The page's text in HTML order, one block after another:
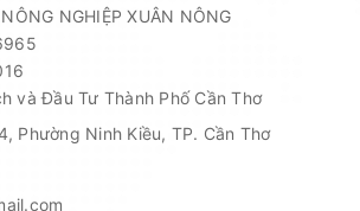
NGHIỆP XUÂN NÔNG
và Đầu Tư Thành Phố Cần Thơ
Phường Ninh Kiều, TP. Cần Thơ